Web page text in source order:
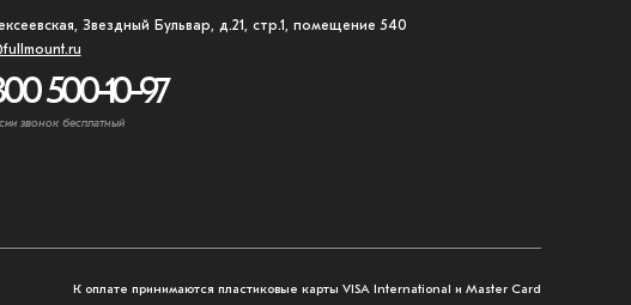
Звездный Бульвар, д.21, стр.1, помещение 540
500-10-97
звонок бесплатный
К оплате принимаются пластиковые карты VISA International и Master Card